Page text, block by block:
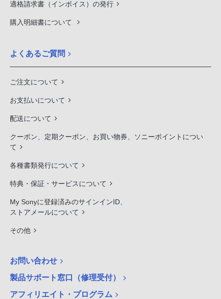
適格請求書（インボイス）の発行
購入明細書について
よくあるご質問
ご注文について
お支払いについて
配送について
クーポン、定期クーポン、お買い物券、ソニーポイントについ
て
各種書類発行について
特典・保証・サービスについて
My Sonyに登録済みのサインインID、
ストアメールについて
その他
お問い合わせ
製品サポート窓口（修理受付）
アフィリエイト・プログラム